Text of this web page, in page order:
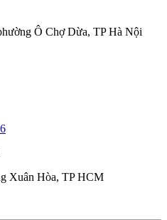
Ô Chợ Dừa, TP Hà Nội
Xuân Hòa, TP HCM